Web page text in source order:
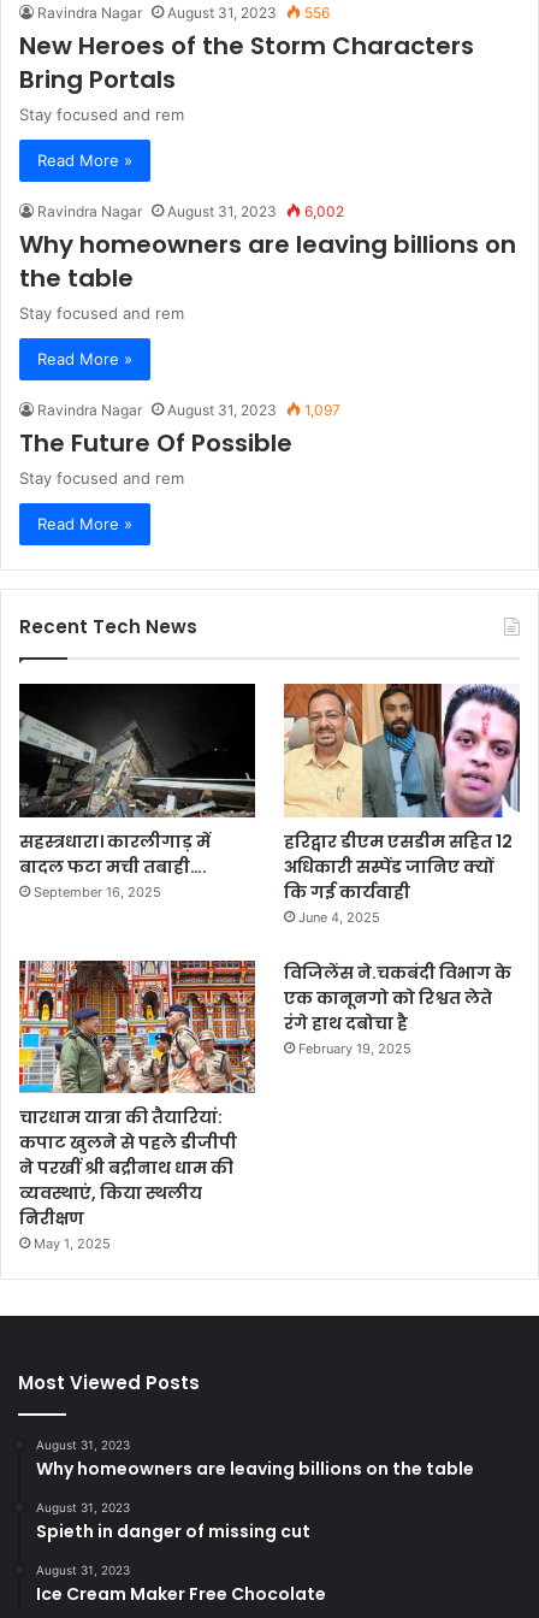
Ravindra Nagar August 31, 2023 556
New Heroes of the Storm Characters
Bring Portals
Stay focused and rem
Read More »
Ravindra Nagar August 31, 2023 6,002
Why homeowners are leaving billions on
the table
Stay focused and rem
Read More »
Ravindra Nagar August 31, 2023 1,097
The Future Of Possible
Stay focused and rem
Read More »
Recent Tech News
सहस्त्रधारा। कारलीगाड़ में
बादल फटा मची तबाही….
September 16, 2025
हरिद्वार डीएम एसडीम सहित 12
अधिकारी सस्पेंड जानिए क्यों
कि गई कार्यवाही
June 4, 2025
चारधाम यात्रा की तैयारियां:
कपाट खुलने से पहले डीजीपी
ने परखीं श्री बद्रीनाथ धाम की
व्यवस्थाएं, किया स्थलीय
निरीक्षण
May 1, 2025
विजिलेंस ने.चकबंदी विभाग के
एक कानूनगो को रिश्वत लेते
रंगे हाथ दबोचा है
February 19, 2025
Most Viewed Posts
August 31, 2023
Why homeowners are leaving billions on the table
August 31, 2023
Spieth in danger of missing cut
August 31, 2023
Ice Cream Maker Free Chocolate